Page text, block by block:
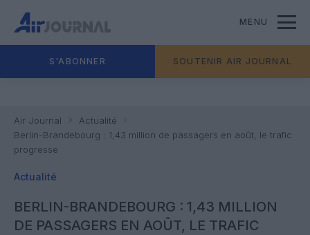
MENU
S'ABONNER SOUTENIR AIR JOURNAL
Air Journal
Actualité
Berlin-Brandebourg : 1,43 million de passagers en août, le trafic
progresse
Actualité
BERLIN-BRANDEBOURG : 1,43 MILLION
DE PASSAGERS EN AOÛT, LE TRAFIC